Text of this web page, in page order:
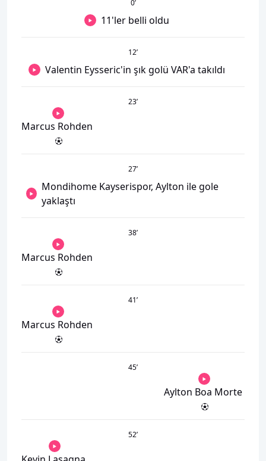
0’
11'ler belli oldu
12’
Valentin Eysseric'in şık golü VAR'a takıldı
23’
Marcus Rohden
27’
Mondihome Kayserispor, Aylton ile gole
yaklaştı
38’
Marcus Rohden
41’
Marcus Rohden
45’
Aylton Boa Morte
52’